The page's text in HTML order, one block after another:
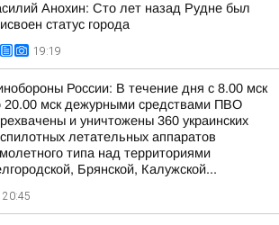
Анохин: Сто лет назад Рудне был
статус города
19:19
России: В течение дня с 8.00 мск
20.00 мск дежурными средствами ПВО
и уничтожены 360 украинских
летательных аппаратов
типа над территориями
Брянской, Калужской...
20:45